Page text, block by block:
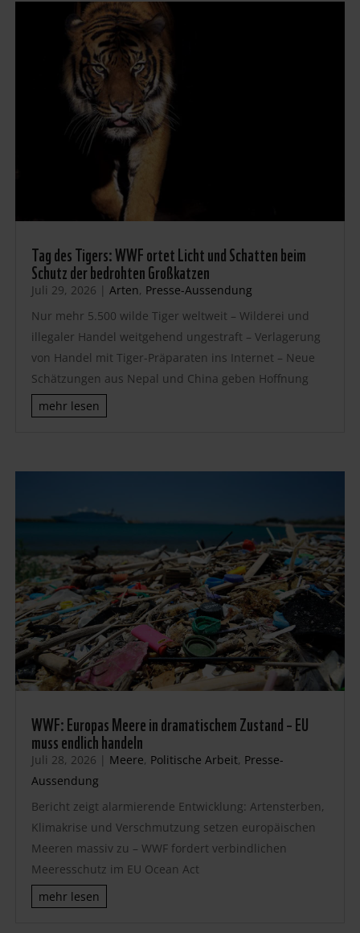
Tag des Tigers: WWF ortet Licht und Schatten beim
Schutz der bedrohten Großkatzen
Juli 29, 2026 | Arten, Presse-Aussendung
Nur mehr 5.500 wilde Tiger weltweit – Wilderei und
illegaler Handel weitgehend ungestraft – Verlagerung
von Handel mit Tiger-Präparaten ins Internet – Neue
Schätzungen aus Nepal und China geben Hoffnung
mehr lesen
WWF: Europas Meere in dramatischem Zustand – EU
muss endlich handeln
Juli 28, 2026 | Meere, Politische Arbeit, Presse-
Aussendung
Bericht zeigt alarmierende Entwicklung: Artensterben,
Klimakrise und Verschmutzung setzen europäischen
Meeren massiv zu – WWF fordert verbindlichen
Meeresschutz im EU Ocean Act
mehr lesen